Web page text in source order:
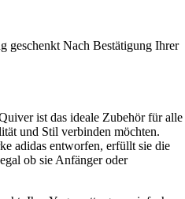
geschenkt Nach Bestätigung Ihrer
ist das ideale Zubehör für alle
und Stil verbinden möchten.
adidas entworfen, erfüllt sie die
ob sie Anfänger oder